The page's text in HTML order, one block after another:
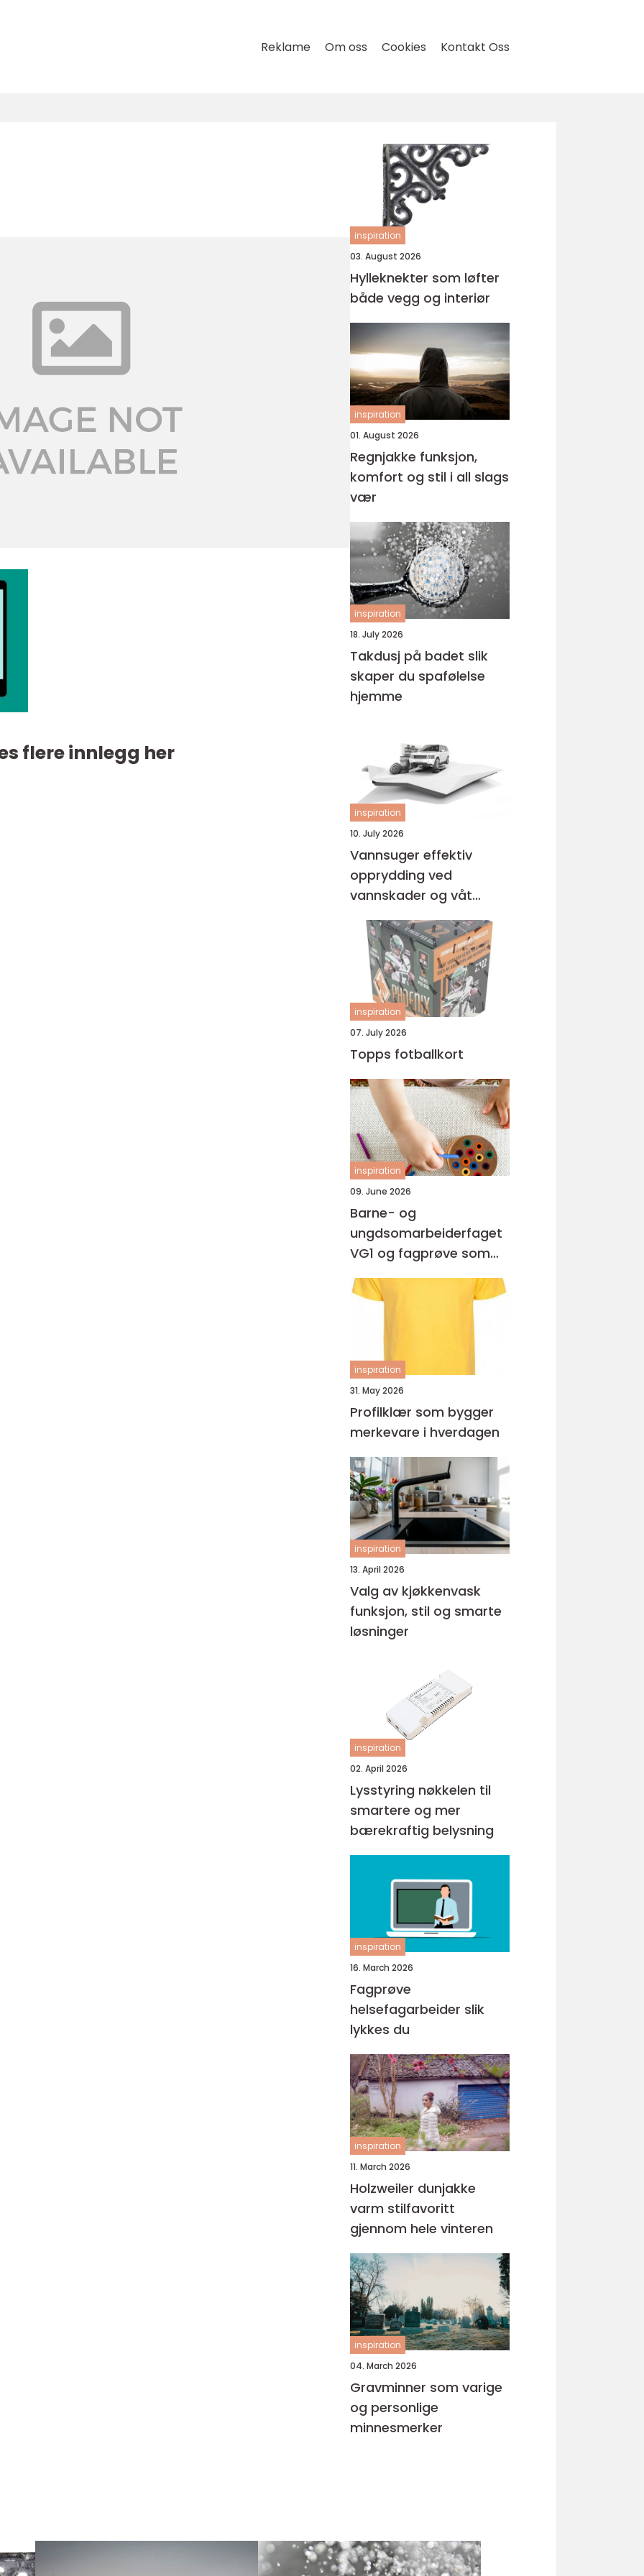
Reklame Om oss Cookies Kontakt Oss
flere innlegg her
inspiration
03. August 2026
Hylleknekter som løfter
både vegg og interiør
inspiration
01. August 2026
Regnjakke funksjon,
komfort og stil i all slags
vær
inspiration
18. July 2026
Takdusj på badet slik
skaper du spafølelse
hjemme
inspiration
10. July 2026
Vannsuger effektiv
opprydding ved
vannskader og våt
rengjøring
inspiration
07. July 2026
Topps fotballkort
inspiration
09. June 2026
Barne- og
ungdsomarbeiderfaget
VG1 og fagprøve som
barne- og
ungdomsarbeider –
inspiration
31. May 2026
Profilklær som bygger
merkevare i hverdagen
inspiration
13. April 2026
Valg av kjøkkenvask
funksjon, stil og smarte
løsninger
inspiration
02. April 2026
Lysstyring nøkkelen til
smartere og mer
bærekraftig belysning
inspiration
16. March 2026
Fagprøve
helsefagarbeider slik
lykkes du
inspiration
11. March 2026
Holzweiler dunjakke
varm stilfavoritt
gjennom hele vinteren
inspiration
04. March 2026
Gravminner som varige
og personlige
minnesmerker